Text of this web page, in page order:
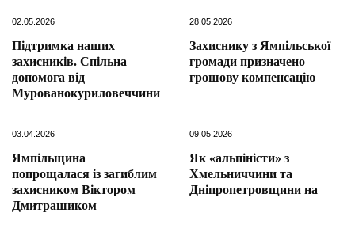
02.05.2026
Підтримка наших
захисників. Спільна
допомога від
Мурованокуриловеччини
28.05.2026
Захиснику з Ямпільської
громади призначено
грошову компенсацію
03.04.2026
Ямпільщина
попрощалася із загиблим
захисником Віктором
Дмитрашиком
09.05.2026
Як «альпіністи» з
Хмельниччини та
Дніпропетровщини на